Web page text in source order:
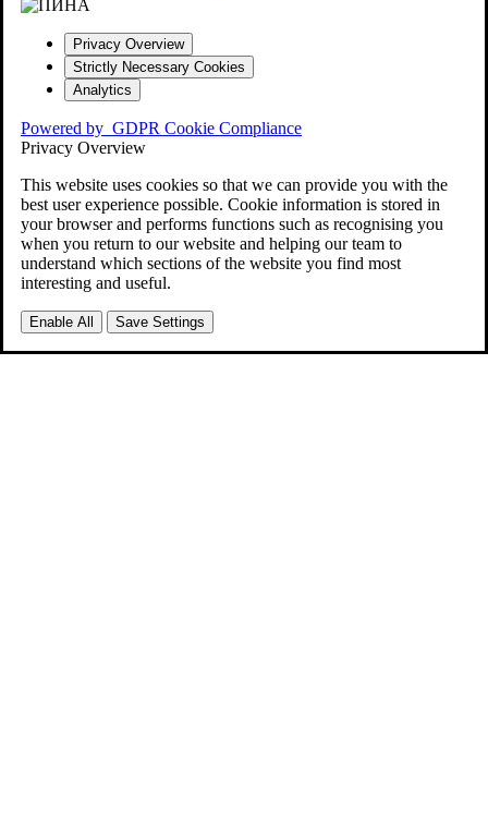
Privacy Overview
Strictly Necessary Cookies
Analytics
Powered by GDPR Cookie Compliance
Privacy Overview
This website uses cookies so that we can provide you with the
best user experience possible. Cookie information is stored in
your browser and performs functions such as recognising you
when you return to our website and helping our team to
understand which sections of the website you find most
interesting and useful.
Enable All Save Settings